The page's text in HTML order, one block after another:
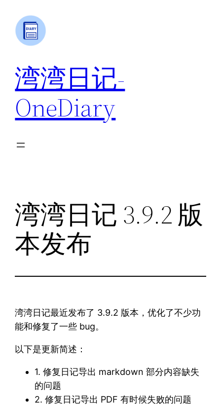
湾湾日记-
OneDiary
湾湾日记 3.9.2 版
本发布
湾湾日记最近发布了 3.9.2 版本，优化了不少功
能和修复了一些 bug。
以下是更新简述：
1. 修复日记导出 markdown 部分内容缺失
的问题
2. 修复日记导出 PDF 有时候失败的问题